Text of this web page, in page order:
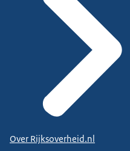
Over Rijksoverheid.nl